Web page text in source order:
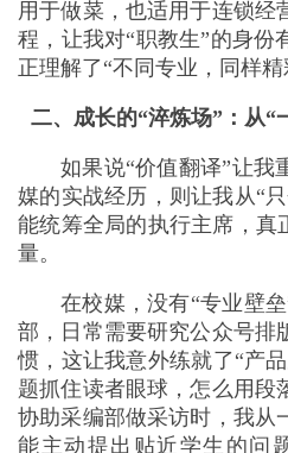
用于做菜，也适用于连锁经
程，让我对“职教生”的身份
正理解了“不同专业，同样精
二、成长的“淬炼场”：从“
如果说“价值翻译”让我
媒的实战经历，则让我从“
能统筹全局的执行主席，真
量。
在校媒，没有“专业壁
部，日常需要研究公众号排
惯，这让我意外练就了“产
题抓住读者眼球，怎么用段
协助采编部做采访时，我从
能主动提出贴近学生的问